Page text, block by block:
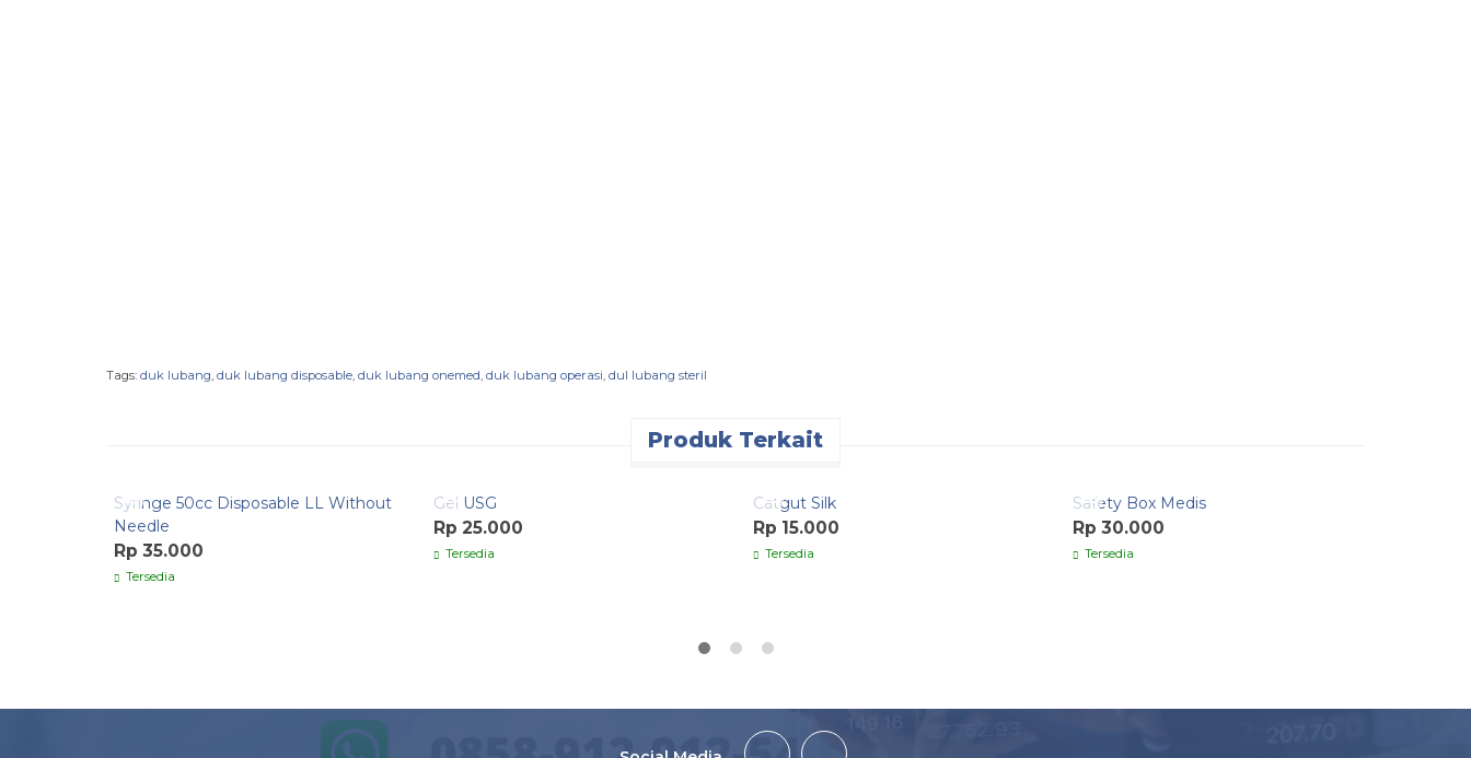
Tags: duk lubang, duk lubang disposable, duk lubang onemed, duk lubang operasi, dul lubang steril
Produk Terkait
Syringe 50cc Disposable LL Without
Needle
Rp 35.000
Tersedia
Gel USG
Rp 25.000
Tersedia
Catgut Silk
Rp 15.000
Tersedia
Safety Box Medis
Rp 30.000
Tersedia